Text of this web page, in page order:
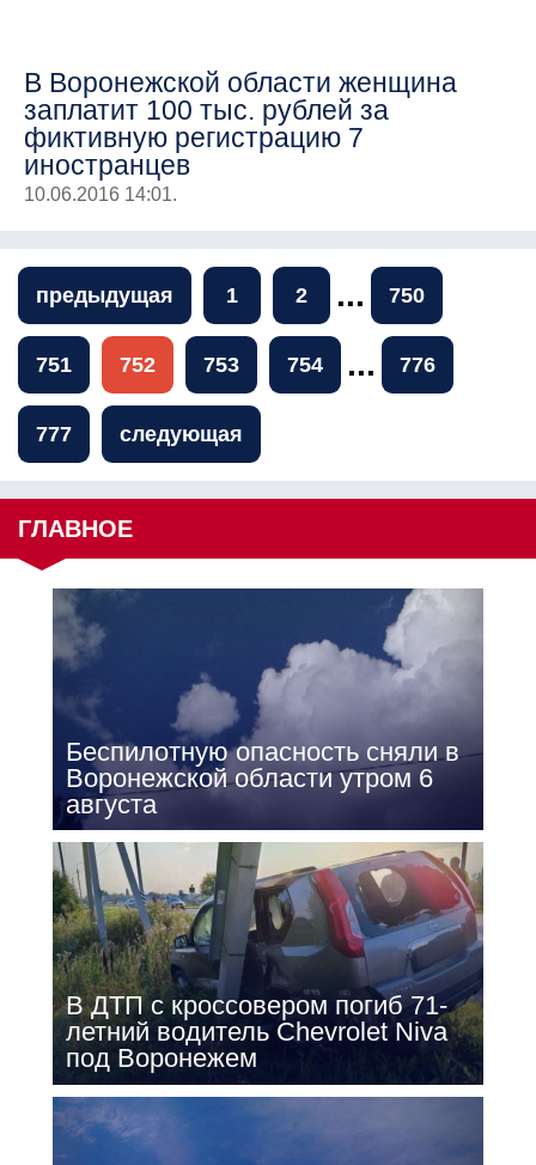
В Воронежской области женщина
заплатит 100 тыс. рублей за
фиктивную регистрацию 7
иностранцев
10.06.2016 14:01.
предыдущая 1 2 ... 750
751 752 753 754 ... 776
777 следующая
ГЛАВНОЕ
Беспилотную опасность сняли в
Воронежской области утром 6
августа
В ДТП с кроссовером погиб 71-
летний водитель Chevrolet Niva
под Воронежем